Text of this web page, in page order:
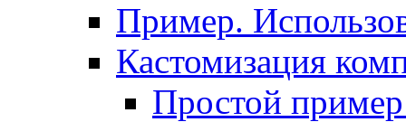
Пример.
Кастомизация
Простой